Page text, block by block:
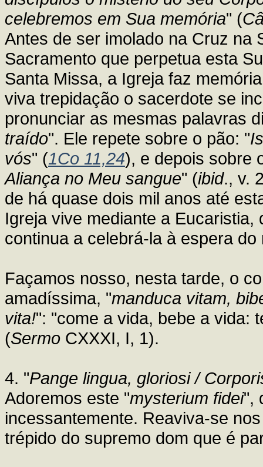
celebremos em Sua memória" (
Antes de ser imolado na Cruz na
Sacramento que perpetua esta
Santa Missa, a Igreja faz
viva trepidação o sacerdote se
pronunciar as mesmas palavras
traído". Ele repete sobre o pão: "
vós" (1Co 11,24), e depois sobre
Aliança no Meu sangue" (ibid., v.
de há quase dois mil anos até
Igreja vive mediante a
continua a celebrá-la à espera
Façamos nosso, nesta tarde, o
amadíssima, "manduca vitam,
vita!": "come a vida, bebe a vida:
(Sermo CXXXI, I, 1).
4. "Pange lingua, gloriosi /
Adoremos este "mysterium fidei",
incessantemente. Reaviva-se
trépido do supremo dom que é